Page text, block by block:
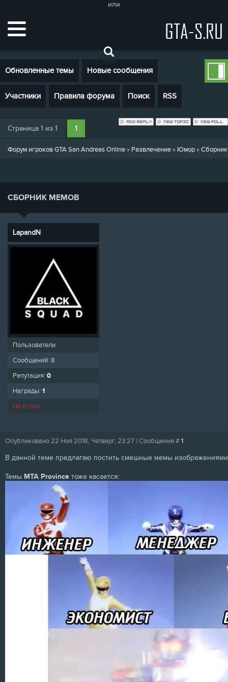
или
GTA-S.RU
Обновленные темы Новые сообщения
Участники Правила форума Поиск RSS
Страница 1 из 1 1
Форум игроков GTA San Andreas Online» Развлечение» Юмор»
СБОРНИК МЕМОВ
LapandN
Пользователи
Сообщений: 8
Репутация: 0
Награды: 1
Не в сети
Опубликовано 22 Ноя 2018, Четверг, 23:27 | Сообщение #1
В данной теме предлагаю постить смешные мемы
Темы MTA Province тоже касается: